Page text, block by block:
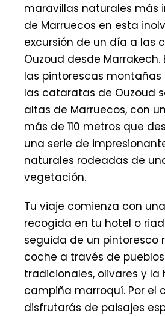
maravillas naturales más
de Marruecos en esta
excursión de un día a las
Ouzoud desde Marrakech.
las pintorescas montañas
las cataratas de Ouzoud
altas de Marruecos, con
más de 110 metros que
una serie de
naturales rodeadas de
vegetación.
Tu viaje comienza con
recogida en tu hotel o
seguida de un pintoresco
coche a través de
tradicionales, olivares y la
campiña marroquí. Por el
disfrutarás de paisajes